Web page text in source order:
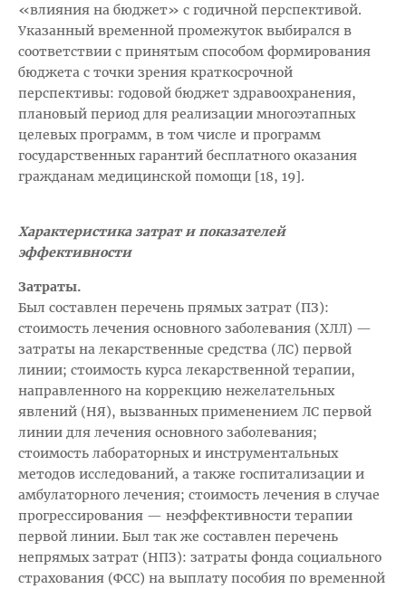
«влияния на бюджет» с годичной перспективой.
Указанный временной промежуток выбирался в
соответствии с принятым способом формирования
бюджета с точки зрения краткосрочной
перспективы: годовой бюджет здравоохранения,
плановый период для реализации многоэтапных
целевых программ, в том числе и программ
государственных гарантий бесплатного оказания
гражданам медицинской помощи [18, 19].
Характеристика затрат и показателей
эффективности
Затраты.
Был составлен перечень прямых затрат (ПЗ):
стоимость лечения основного заболевания (ХЛЛ) —
затраты на лекарственные средcтва (ЛС) первой
линии; стоимость курса лекарственной терапии,
направленного на коррекцию нежелательных
явлений (НЯ), вызванных применением ЛС первой
линии для лечения основного заболевания;
стоимость лабораторных и инструментальных
методов исследований, а также госпитализации и
амбулаторного лечения; стоимость лечения в случае
прогрессирования — неэффективности терапии
первой линии. Был так же составлен перечень
непрямых затрат (НПЗ): затраты фонда социального
страхования (ФСС) на выплату пособия по временной